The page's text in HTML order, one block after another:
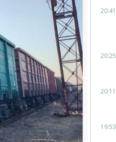
20:41
20:25
20:11
19:53